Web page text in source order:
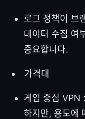
로그 정책이 브
데이터 수집 여
중요합니다.
가격대
게임 중심 VPN
하지만, 용도에